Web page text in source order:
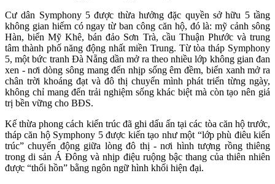
Cư dân Symphony 5 được thừa hưởng đặc quyền sở hữu 5 tầng
không gian hiếm có ngay từ ban công căn hộ, đó là: mỹ cảnh sông
Hàn, biển Mỹ Khê, bán đảo Sơn Trà, cầu Thuận Phước và trung
tâm thành phố năng động nhất miền Trung. Từ tòa tháp Symphony
5, một bức tranh Đà Nẵng dần mở ra theo nhiều lớp không gian đan
xen - nơi dòng sông mang đến nhịp sống êm đềm, biển xanh mở ra
chân trời khoáng đạt và đô thị chuyển mình phát triển từng ngày,
không chỉ mang đến trải nghiệm sống khác biệt mà còn tạo nên giá
trị bền vững cho BĐS.
Kế thừa phong cách kiến trúc đã ghi dấu ấn tại các tòa căn hộ trước,
tháp căn hộ Symphony 5 được kiến tạo như một “lớp phù điêu kiến
trúc” chuyển động giữa lòng đô thị - nơi hình tượng rồng thiêng
trong di sản Á Đông và nhịp điệu ruộng bậc thang của thiên nhiên
được “thổi hồn” bằng ngôn ngữ hình khối hiện đại.